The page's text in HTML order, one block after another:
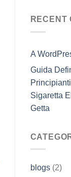
RECENT
A
Guida
Sigaretta
Getta
blogs(2)